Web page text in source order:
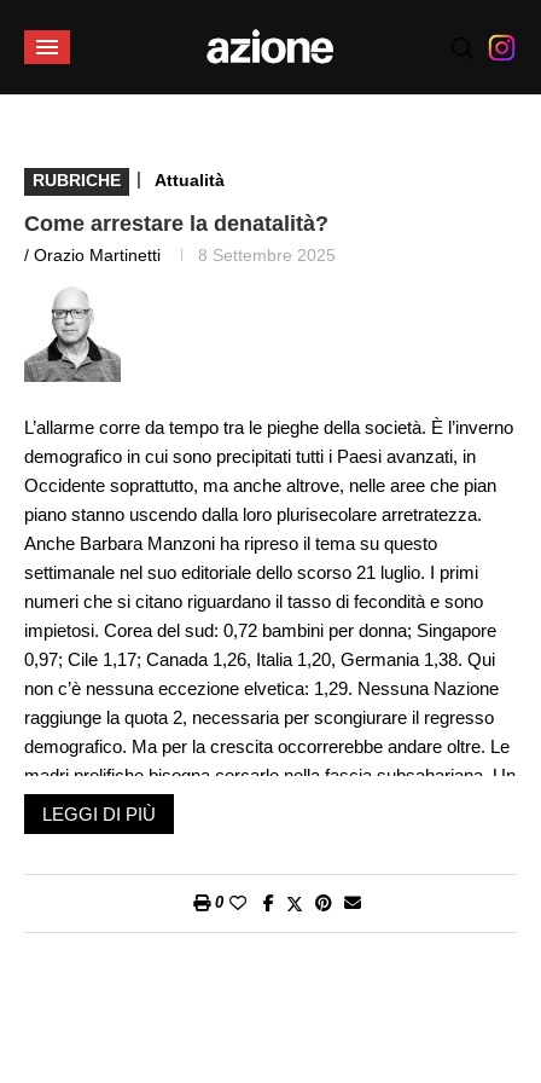
RUBRICHE | Attualità
Come arrestare la denatalità?
/ Orazio Martinetti 8 Settembre 2025
L’allarme corre da tempo tra le pieghe della società. È l’inverno
demografico in cui sono precipitati tutti i Paesi avanzati, in
Occidente soprattutto, ma anche altrove, nelle aree che pian
piano stanno uscendo dalla loro plurisecolare arretratezza.
Anche Barbara Manzoni ha ripreso il tema su questo
settimanale nel suo editoriale dello scorso 21 luglio. I primi
numeri che si citano riguardano il tasso di fecondità e sono
impietosi. Corea del sud: 0,72 bambini per donna; Singapore
0,97; Cile 1,17; Canada 1,26, Italia 1,20, Germania 1,38. Qui
non c’è nessuna eccezione elvetica: 1,29. Nessuna Nazione
raggiunge la quota 2, necessaria per scongiurare il regresso
demografico. Ma per la crescita occorrerebbe andare oltre. Le
madri prolifiche bisogna cercarle nella fascia subsahariana. Un
altro dato che preoccupa è la tendenza a procreare un solo
figlio. In Svizzera ancora prevalgono le famiglie con due figli
sono già arrivate al 23% e la tendenza è all’aumento e si
LEGGI DI PIÙ
0